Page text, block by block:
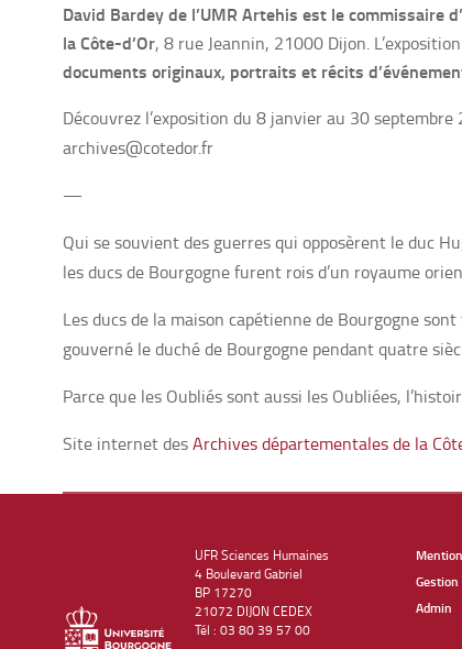
David Bardey de l’UMR Artehis est le commissaire
la Côte-d’Or, 8 rue Jeannin, 21000 Dijon.
documents originaux, portraits et récits
Découvrez l’exposition du 8 janvier au 30
archives@cotedor.fr
—
Qui se souvient des guerres qui opposèrent le duc
les ducs de Bourgogne furent rois d’un royaume
Les ducs de la maison capétienne de Bourgogne
gouverné le duché de Bourgogne pendant quatre
Parce que les Oubliés sont aussi les Oubliées,
Site internet desArchives départementales de la
UFR Sciences Humaines
4 Boulevard Gabriel
BP 17270
21072 DIJON CEDEX
Tél : 03 80 39 57 00
Gestion
Admin